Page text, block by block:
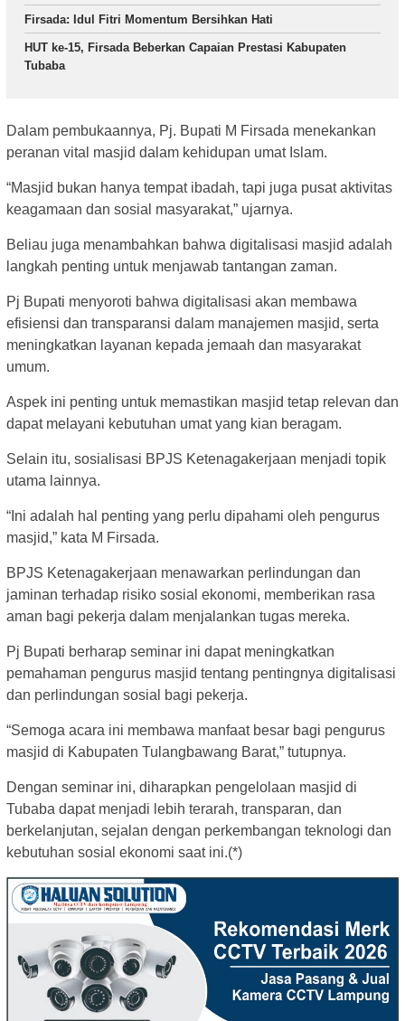
Firsada: Idul Fitri Momentum Bersihkan Hati
HUT ke-15, Firsada Beberkan Capaian Prestasi Kabupaten
Tubaba
Dalam pembukaannya, Pj. Bupati M Firsada menekankan
peranan vital masjid dalam kehidupan umat Islam.
“Masjid bukan hanya tempat ibadah, tapi juga pusat aktivitas
keagamaan dan sosial masyarakat,” ujarnya.
Beliau juga menambahkan bahwa digitalisasi masjid adalah
langkah penting untuk menjawab tantangan zaman.
Pj Bupati menyoroti bahwa digitalisasi akan membawa
efisiensi dan transparansi dalam manajemen masjid, serta
meningkatkan layanan kepada jemaah dan masyarakat
umum.
Aspek ini penting untuk memastikan masjid tetap relevan dan
dapat melayani kebutuhan umat yang kian beragam.
Selain itu, sosialisasi BPJS Ketenagakerjaan menjadi topik
utama lainnya.
“Ini adalah hal penting yang perlu dipahami oleh pengurus
masjid,” kata M Firsada.
BPJS Ketenagakerjaan menawarkan perlindungan dan
jaminan terhadap risiko sosial ekonomi, memberikan rasa
aman bagi pekerja dalam menjalankan tugas mereka.
Pj Bupati berharap seminar ini dapat meningkatkan
pemahaman pengurus masjid tentang pentingnya digitalisasi
dan perlindungan sosial bagi pekerja.
“Semoga acara ini membawa manfaat besar bagi pengurus
masjid di Kabupaten Tulangbawang Barat,” tutupnya.
Dengan seminar ini, diharapkan pengelolaan masjid di
Tubaba dapat menjadi lebih terarah, transparan, dan
berkelanjutan, sejalan dengan perkembangan teknologi dan
kebutuhan sosial ekonomi saat ini.(*)